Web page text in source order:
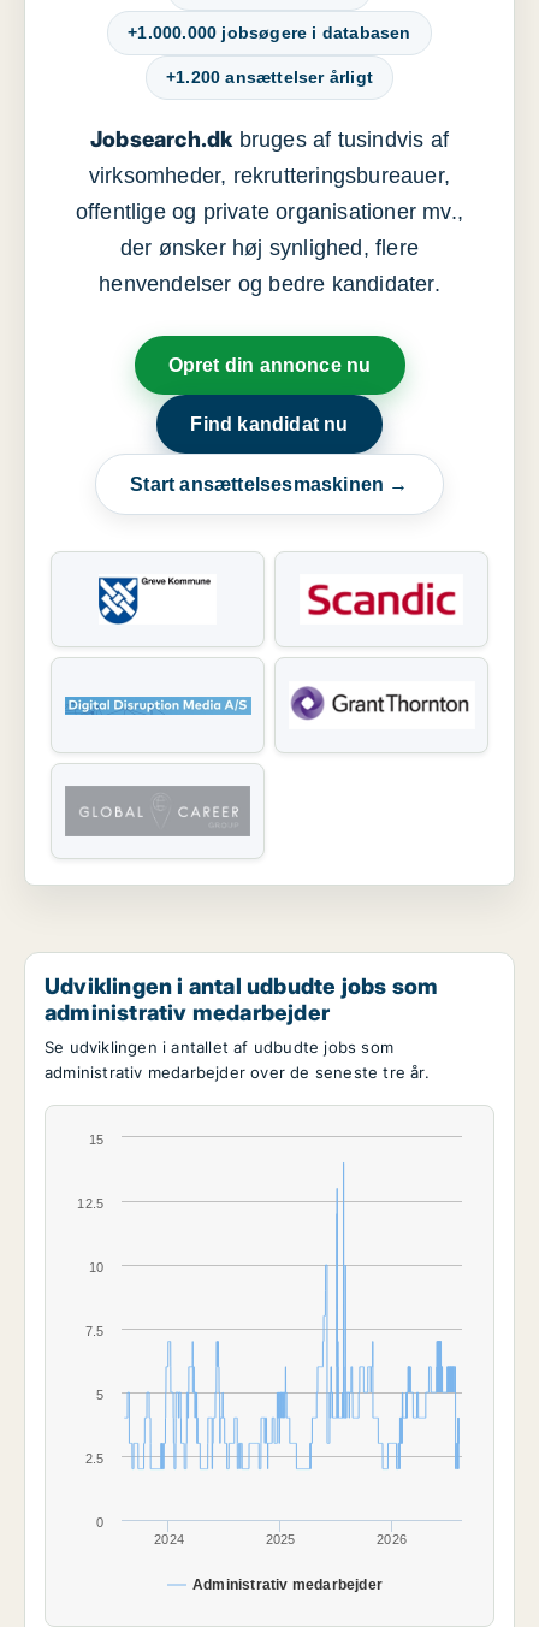
+1.000.000 jobsøgere i databasen
+1.200 ansættelser årligt
Jobsearch.dkbruges af tusindvis af
virksomheder, rekrutteringsbureauer,
offentlige og private organisationer mv.,
der ønsker høj synlighed, flere
henvendelser og bedre kandidater.
Opret din annonce nu
Find kandidat nu
Start ansættelsesmaskinen →
Udviklingen i antal udbudte jobs som
administrativ medarbejder
Se udviklingen i antallet af udbudte jobs som
administrativ medarbejder over de seneste tre år.
Administrativ medarbejder
2024 2025 2026
0
2.5
5
7.5
10
12.5
15